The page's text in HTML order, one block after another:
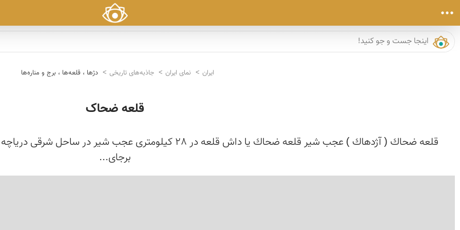
ایران نمای ایران جاذبه‌های تاریخی دژها ، قلعه‌ها ، برج و مناره‌ها
قلعه ضحاک
برجای...